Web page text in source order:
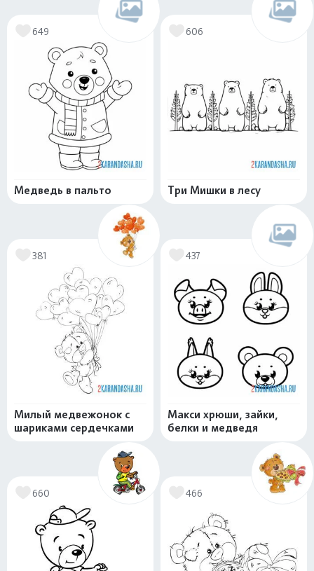
649
Медведь в пальто
606
Три Мишки в лесу
381
Милый медвежонок с
шариками сердечками
437
Макси хрюши, зайки,
белки и медведя
660 466